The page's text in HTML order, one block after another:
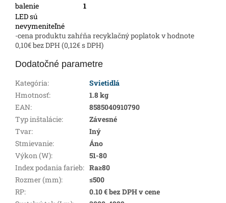
balenie
1
LED sú
nevymeniteľné
-cena produktu zahŕňa recyklačný poplatok v hodnote
0,10€ bez DPH (0,12€ s DPH)
Dodatočné parametre
Kategória:
Svietidlá
Hmotnosť:
1.8 kg
EAN:
8585040910790
Typ inštalácie:
Závesné
Tvar:
Iný
Stmievanie:
Áno
Výkon (W):
51-80
Index podania farieb: Ra≥80
Rozmer (mm):
≤500
RP:
0.10 € bez DPH v cene